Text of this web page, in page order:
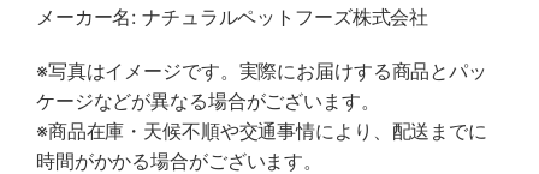
メーカー名: ナチュラルペットフーズ株式会社
※写真はイメージです。実際にお届けする商品とパッ
ケージなどが異なる場合がございます。
※商品在庫・天候不順や交通事情により、配送までに
時間がかかる場合がございます。